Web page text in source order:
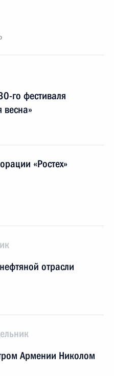
го фестиваля
весна»
«Ростех»
отрасли
Армении Николом